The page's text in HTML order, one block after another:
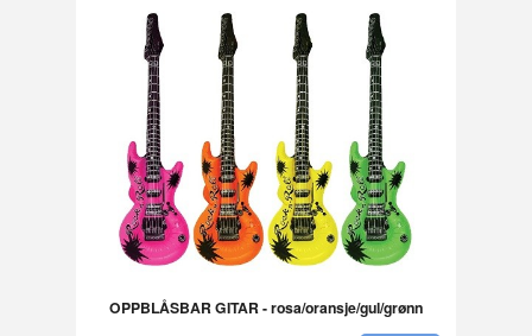
OPPBLÅSBAR GITAR - rosa/oransje/gul/grønn